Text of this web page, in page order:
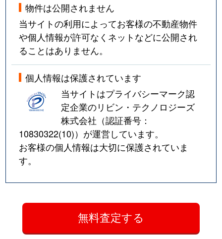
物件は公開されません
当サイトの利用によってお客様の不動産物件
や個人情報が許可なくネットなどに公開され
ることはありません。
個人情報は保護されています
当サイトはプライバシーマーク認
定企業のリビン・テクノロジーズ
株式会社（認証番号：
10830322(10)）が運営しています。
お客様の個人情報は大切に保護されていま
す。